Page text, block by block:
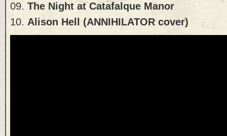
09. The Night at Catafalque Manor
10. Alison Hell (ANNIHILATOR cover)